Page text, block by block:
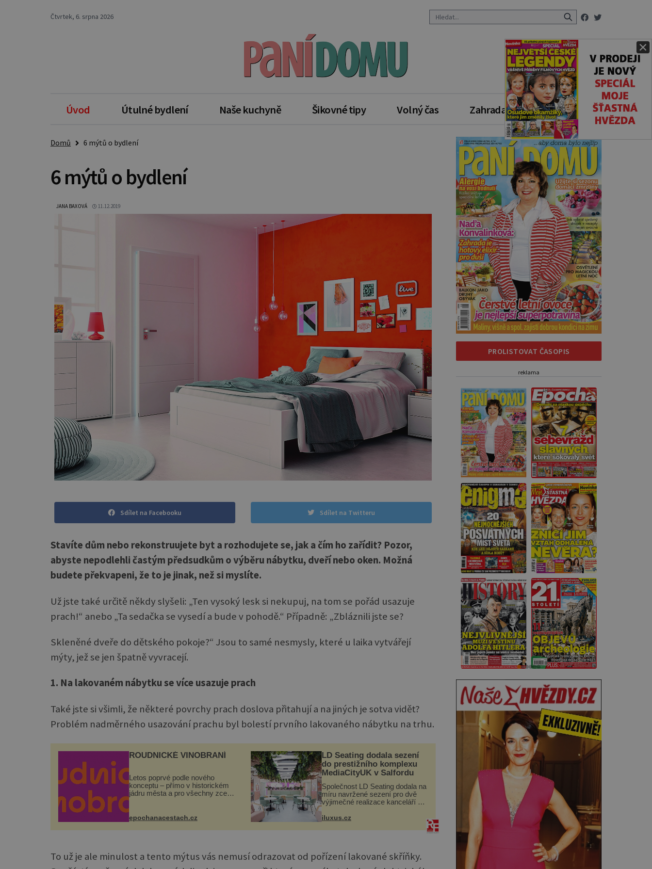
×
Čtvrtek, 6. srpna 2026
Úvod Útulné bydlení Naše kuchyně Šikovné tipy Volný čas Zahrada Zdravý styl
Domů 6 mýtů o bydlení
6 mýtů o bydlení
JANA BAXOVÁ 11.12.2019
Sdílet na Facebooku Sdílet na Twitteru
Stavíte dům nebo rekonstruujete byt a rozhodujete se, jak a čím ho zařídit? Pozor,
abyste nepodlehli častým předsudkům o výběru nábytku, dveří nebo oken. Možná
budete překvapeni, že to je jinak, než si myslíte.
Už jste také určitě někdy slyšeli: „Ten vysoký lesk si nekupuj, na tom se pořád usazuje
prach!“ anebo „Ta sedačka se vysedí a bude v pohodě.“ Případně: „Zbláznili jste se?
Skleněné dveře do dětského pokoje?“ Jsou to samé nesmysly, které u laika vytvářejí
mýty, jež se jen špatně vyvracejí.
1. Na lakovaném nábytku se více usazuje prach
Také jste si všimli, že některé povrchy prach doslova přitahují a na jiných je sotva vidět?
Problém nadměrného usazování prachu byl bolestí prvního lakovaného nábytku na trhu.
ROUDNICKÉ VINOBRANÍ
Letos poprvé podle nového
konceptu – přímo v historickém
jádru města a pro všechny zcela
náměstí. Návštěvníci se mohou
těšit na víno, burčák, pes...
epochanacestach.cz
LD Seating dodala sezení
do prestižního komplexu
MediaCityUK v Salfordu
Společnost LD Seating dodala na
míru navržené sezení pro dvě
výjimečné realizace kanceláří v
Salfordu – konkrétně do budov
Komplex budov Media...
iluxus.cz
To už je ale minulost a tento mýtus vás nemusí odrazovat od pořízení lakované skříňky.
PROLISTOVAT ČASOPIS
reklama